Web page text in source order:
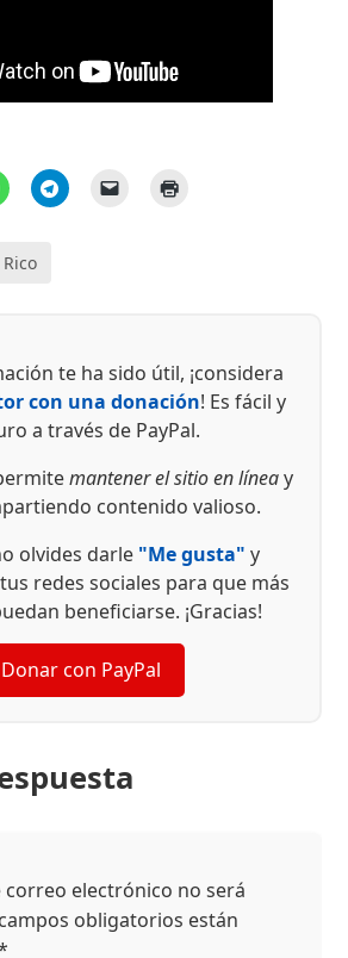
te ha sido útil, ¡considera
con una donación! Es fácil y
a través de PayPal.
mantener el sitio en líneay
contenido valioso.
olvides darle "Me gusta" y
redes sociales para que más
beneficiarse. ¡Gracias!
Donar con PayPal
correo electrónico no será
obligatorios están